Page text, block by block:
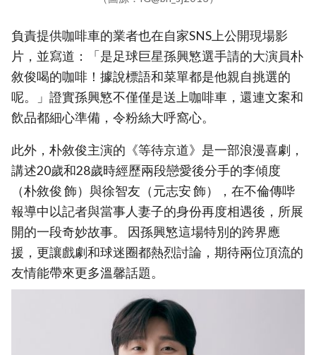
負責提供咖啡車的業者也在自家SNS上公開現場影
片，並寫道：「是足球巨星孫興慜選手請的大演員朴
敘俊喝的咖啡！據說標語和菜單都是他親自挑選的
呢。」證實孫興慜不僅僅是送上咖啡車，還連文案和
飲品都細心準備，令粉絲大呼窩心。
此外，朴敘俊主演的《等待京道》是一部浪漫喜劇，
講述20歲和28歲時經歷兩段戀愛後分手的李傾度
（朴敘俊 飾）與徐智友（元志安 飾），在不倫傳哔
報導中以記者與當事人妻子的身份再度相遇後，所展
開的一段奇妙故事。 因孫興慜這場特別的跨界應
援，更讓戲劇和球迷圈都熱烈討論，期待兩位頂流的
友情能帶來更多溫馨話題。